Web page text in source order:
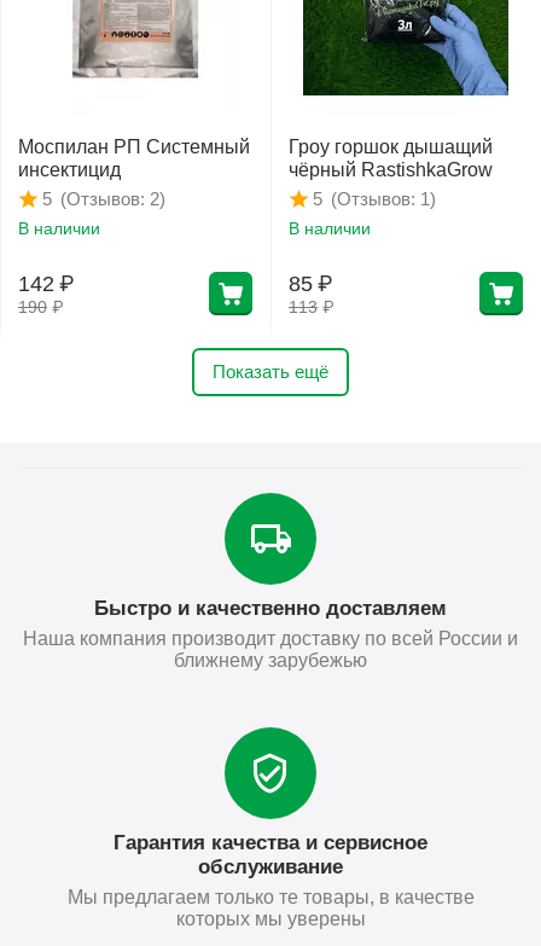
Моспилан РП Системный
инсектицид
(Отзывов: 2)
5
В наличии
190 ₽
142 ₽
Гроу горшок дышащий
чёрный RastishkaGrow
(Отзывов: 1)
5
В наличии
113 ₽
85 ₽
Показать ещё
Быстро и качественно доставляем
Наша компания производит доставку по всей России и
ближнему зарубежью
Гарантия качества и сервисное
обслуживание
Мы предлагаем только те товары, в качестве
которых мы уверены